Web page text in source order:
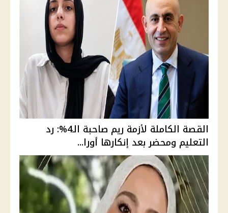
القصة الكاملة لأزمة ريم صاحبة الـ4%: رد
التعليم ومحضر بعد إنكارها أورا...